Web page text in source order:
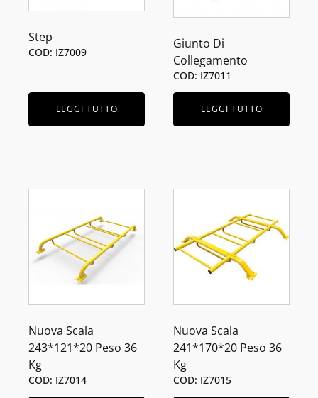
Step
COD: IZ7009
LEGGI TUTTO
Giunto Di
Collegamento
COD: IZ7011
LEGGI TUTTO
Nuova Scala
243*121*20 Peso 36
Kg
COD: IZ7014
Nuova Scala
241*170*20 Peso 36
Kg
COD: IZ7015